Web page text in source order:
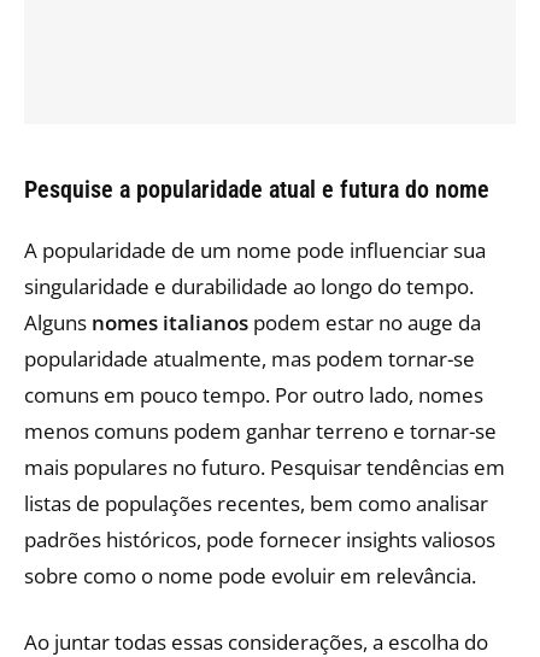
Pesquise a popularidade atual e futura do nome
A popularidade de um nome pode influenciar sua
singularidade e durabilidade ao longo do tempo.
Alguns nomes italianos podem estar no auge da
popularidade atualmente, mas podem tornar-se
comuns em pouco tempo. Por outro lado, nomes
menos comuns podem ganhar terreno e tornar-se
mais populares no futuro. Pesquisar tendências em
listas de populações recentes, bem como analisar
padrões históricos, pode fornecer insights valiosos
sobre como o nome pode evoluir em relevância.
Ao juntar todas essas considerações, a escolha do